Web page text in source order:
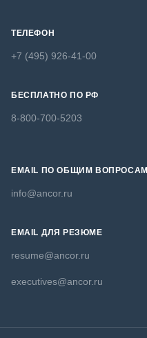
ТЕЛЕФОН
+7 (495) 926-41-00
БЕСПЛАТНО ПО РФ
8-800-700-5203
EMAIL ПО ОБЩИМ ВОПРОСАМ
info@ancor.ru
EMAIL ДЛЯ РЕЗЮМЕ
resume@ancor.ru
executives@ancor.ru